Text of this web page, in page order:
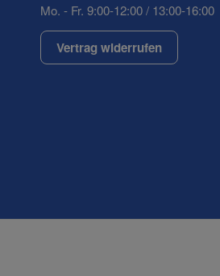
Mo. - Fr. 9:00-12:00 / 13:00-16:00
Vertrag widerrufen